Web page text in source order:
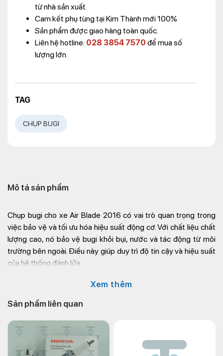
từ nhà sản xuất.
Cam kết phụ tùng tại Kim Thành mới 100%
Sản phẩm được giao hàng toàn quốc.
Liên hệ hotline: 028 3854 7570 để mua số
lượng lớn.
TAG
CHỤP BUGI
Mô tả sản phẩm
Chụp bugi cho xe Air Blade 2016 có vai trò quan trọng trong
việc bảo vệ và tối ưu hóa hiệu suất động cơ. Với chất liệu chất
lượng cao, nó bảo vệ bugi khỏi bụi, nước và tác động từ môi
trường bên ngoài. Điều này giúp duy trì độ tin cậy và hiệu suất
của hệ thống đánh lửa.
Không chỉ vậy, Chụp bugi còn mang đến một phong cách cá
lựa chọn, bạn có thể tạo ra một diện mạo độc đáo cho xe của
của cái nhìn tổng thể và phong cách cá nhân của bạn.
Việc lắp đặt Chụp bugi cũng rất đơn giản và dễ dàng. Bạn có
Xem thêm
Sản phẩm liên quan